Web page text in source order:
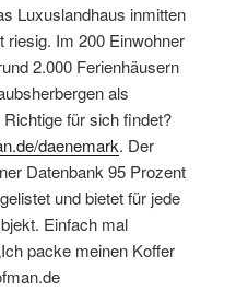
Luxuslandhaus inmitten
riesig. Im 200 Einwohner
2.000 Ferienhäusern
als
für sich findet?
daenemark. Der
Datenbank 95 Prozent
und bietet für jede
Einfach mal
packe meinen Koffer